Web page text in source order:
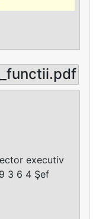
executiv
3 6 4 Şef